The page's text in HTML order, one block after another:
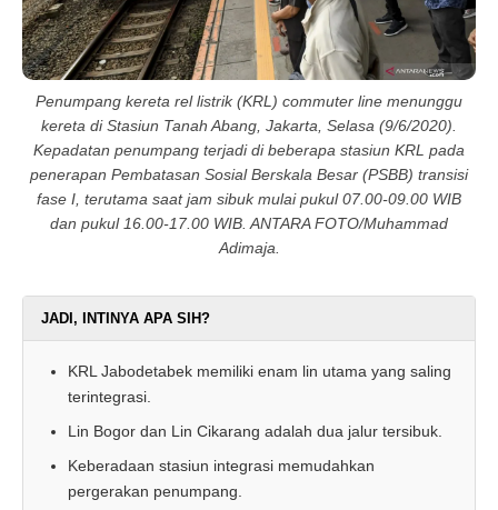
Penumpang kereta rel listrik (KRL) commuter line menunggu
kereta di Stasiun Tanah Abang, Jakarta, Selasa (9/6/2020).
Kepadatan penumpang terjadi di beberapa stasiun KRL pada
penerapan Pembatasan Sosial Berskala Besar (PSBB) transisi
fase I, terutama saat jam sibuk mulai pukul 07.00-09.00 WIB
dan pukul 16.00-17.00 WIB. ANTARA FOTO/Muhammad
Adimaja.
JADI, INTINYA APA SIH?
KRL Jabodetabek memiliki enam lin utama yang saling
terintegrasi.
Lin Bogor dan Lin Cikarang adalah dua jalur tersibuk.
Keberadaan stasiun integrasi memudahkan
pergerakan penumpang.